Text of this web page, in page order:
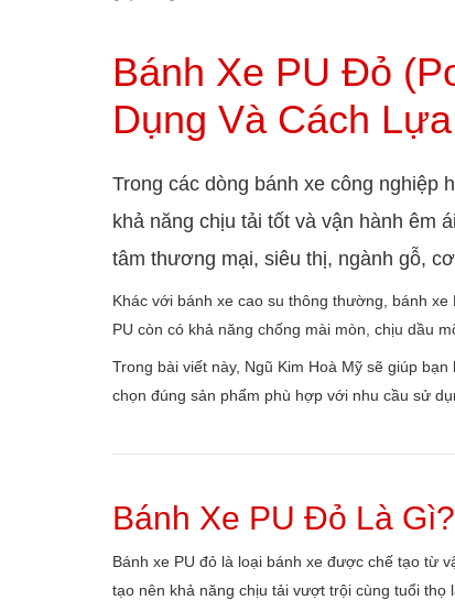
Bánh Xe PU Đỏ
Dụng Và Cách
Trong các dòng bánh xe công nghiệp
khả năng chịu tải tốt và vận hành êm
tâm thương mại, siêu thị, ngành gỗ,
Khác với bánh xe cao su thông thường, bánh
PU còn có khả năng chống mài mòn, chịu dầu
Trong bài viết này, Ngũ Kim Hoà Mỹ sẽ giúp
chọn đúng sản phẩm phù hợp với nhu cầu sử
Bánh Xe PU Đỏ Là Gì?
Bánh xe PU đỏ là loại bánh xe được chế tạo từ
tạo nên khả năng chịu tải vượt trội cùng tuổi thọ